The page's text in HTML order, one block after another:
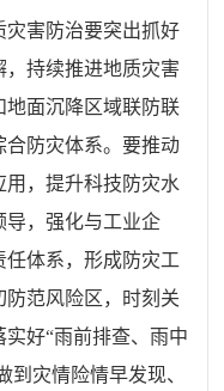
灾害防治要突出抓好
持续推进地质灾害
地面沉降区域联防联
合防灾体系。要推动
，提升科技防灾水
导，强化与工业企
体系，形成防灾工
范风险区，时刻关
好“雨前排查、雨中
到灾情险情早发现、